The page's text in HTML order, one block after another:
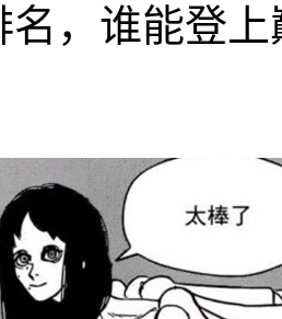
名，谁能登上